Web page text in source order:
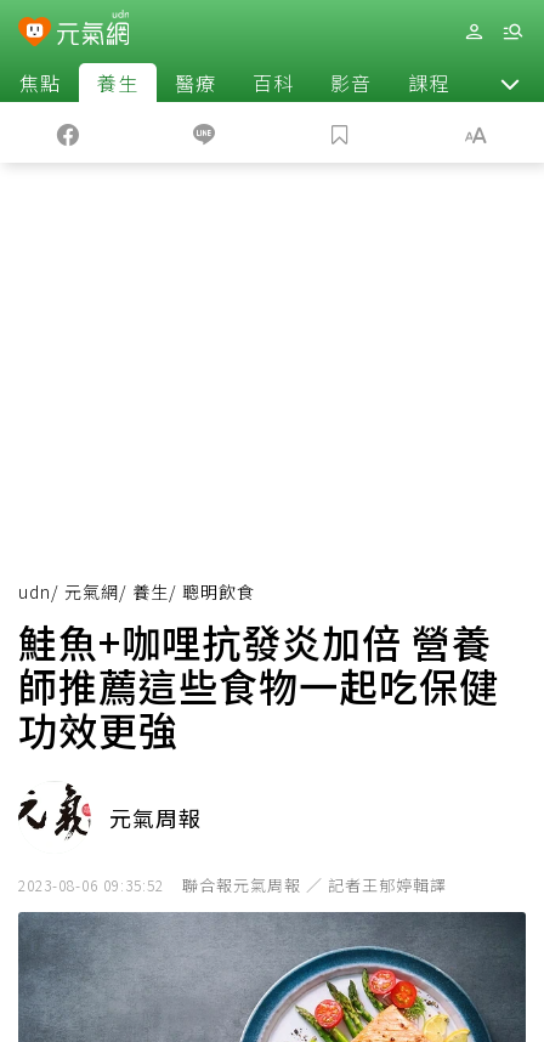
焦點 養生 醫療 百科 影音 課程 退休
udn/ 元氣網/ 養生/ 聰明飲食
鮭魚+咖哩抗發炎加倍 營養
師推薦這些食物一起吃保健
功效更強
元氣周報
2023-08-06 09:35:52 聯合報元氣周報 ／ 記者王郁婷輯譯